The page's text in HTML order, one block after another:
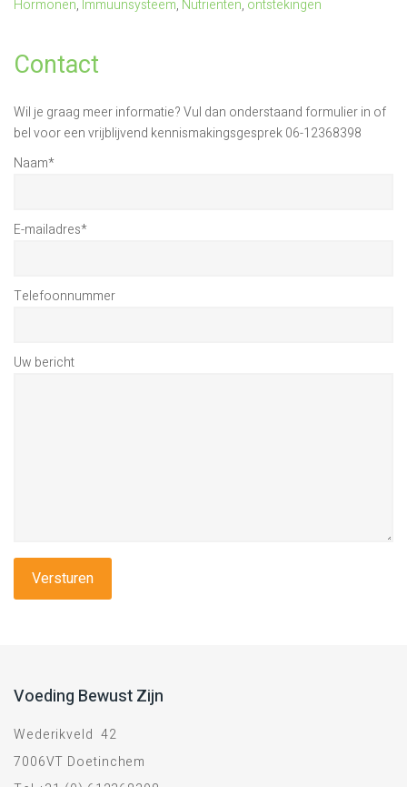
Hormonen, Immuunsysteem, Nutriënten, ontstekingen
Contact
Wil je graag meer informatie? Vul dan onderstaand formulier in of
bel voor een vrijblijvend kennismakingsgesprek 06-12368398
Naam*
E-mailadres*
Telefoonnummer
Uw bericht
Voeding Bewust Zijn
Wederikveld 42
7006VT Doetinchem